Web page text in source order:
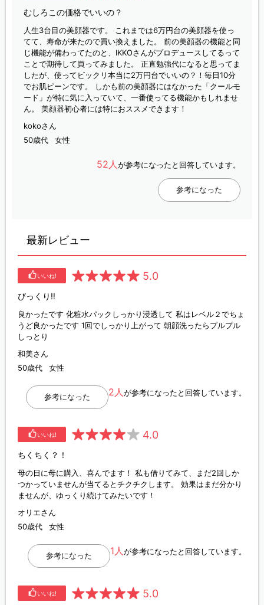
むしろこの価格でいいの？
人生3台目の美顔器です。 これまでは6万円台の美顔器を使っ
てて、寿命が来たので買い換えました。 前の美顔器の機能と同
じ機能が備わってたのと、IKKOさんがプロデュースしてるって
ことで期待して買ってみました。 正直勉強代になると思ってま
したが、使ってビックリ本当に2万円台でいいの？！毎日10分
でお肌ピーンです。 しかも前の美顔器にはなかった「クールモ
ード」が特に気に入っていて、一番使ってる機能かもしれませ
ん。 美顔器初心者には特におススメできます！
kokoさん
50歳代
女性
52人 が参考になったと回答しています。
参考になった
最新レビュー
いいね! 5.0
びっくり‼️
良かったです 化粧水パックしっかり浸透して 私はレベル２でちょ
うど良かったです 1回でしっかり上がって 朝顔洗ったらプルプル
しっとり
和美さん
50歳代
女性
2人 が参考になったと回答しています。
参考になった
いいね! 4.0
ちくちく？！
母の日に母に購入、喜んでます！ 私も借りてみて、まだ2回しか
つかっていませんが当てるとチクチクします。 効果はまだ分かり
ませんが、ゆっくり続けてみたいです！
オリエさん
50歳代
女性
1人 が参考になったと回答しています。
参考になった
いいね! 5.0